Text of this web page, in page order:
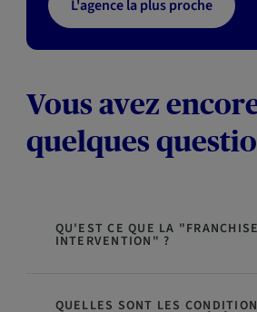
L'agence la plus proche
Vous avez
quelques
QU'EST CE QUE LA
INTERVENTION" ?
QUELLES SONT LES